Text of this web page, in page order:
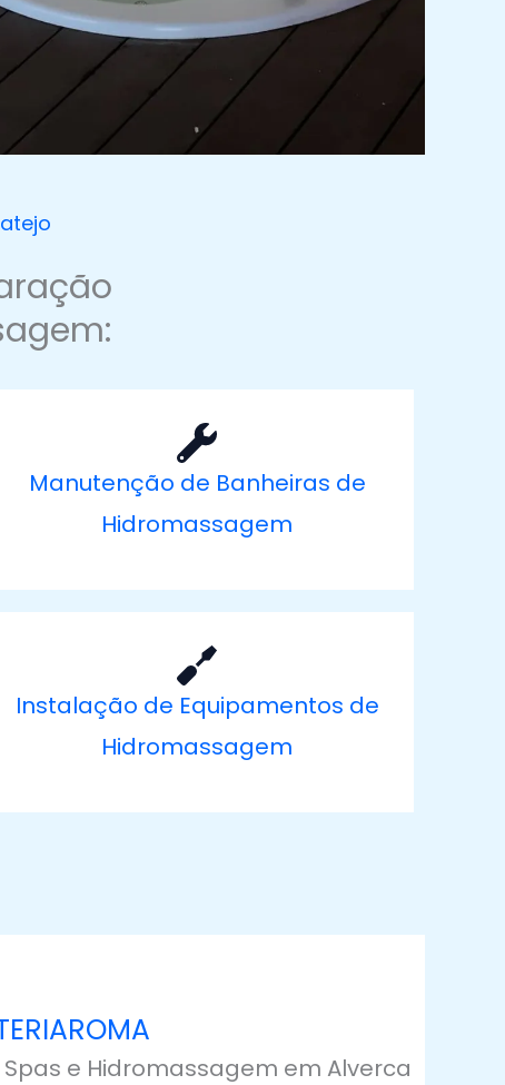
Manutenção de Banheiras de
Hidromassagem
Instalação de Equipamentos de
Hidromassagem
e Hidromassagem em Alverca